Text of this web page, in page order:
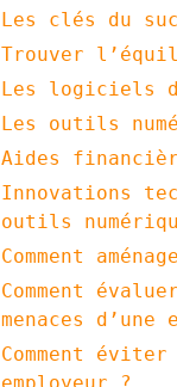
Les clés du
Trouver
Les logiciels
Les outils
Aides
Innovations
outils
Comment
Comment
menaces
Comment